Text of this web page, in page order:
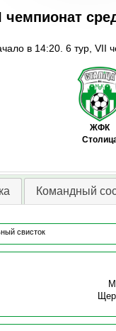
чемпионат
в 14:20. 6 тур, VII
ЖФК
Командный
свисток